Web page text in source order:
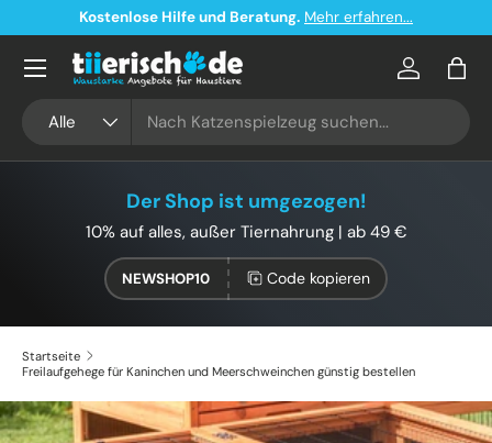
Direkt zum Inhalt
Kostenloser Versand ab 49€ in Deutschland
Alle
Konto
Der Shop ist umgezogen!
10% auf alles, außer Tiernahrung | ab 49 €
NEWSHOP10 Code kopieren
Startseite
Freilaufgehege für Kaninchen und Meerschweinchen günstig bestellen